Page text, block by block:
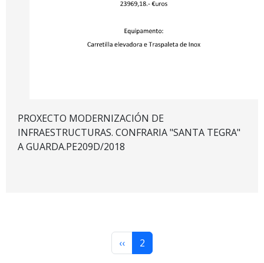
PROXECTO MODERNIZACIÓN DE
INFRAESTRUCTURAS. CONFRARIA "SANTA TEGRA"
A GUARDA.PE209D/2018
Página anterior
‹‹ Página actual
2